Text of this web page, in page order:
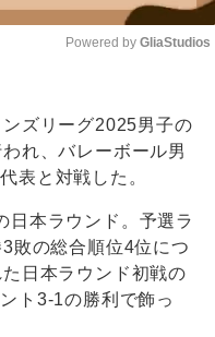
Powered by GliaStudios
ズリーグ2025男子の
れ、バレーボール男
表と対戦した。
本ラウンド。予選ラ
敗の総合順位4位につ
日本ラウンド初戦の
ト3-1の勝利で飾っ